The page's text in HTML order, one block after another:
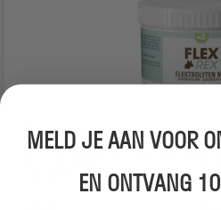
FlexRex Elektrolyten mix
inspanning.
MELD JE AAN VOOR
EN ONTVANG